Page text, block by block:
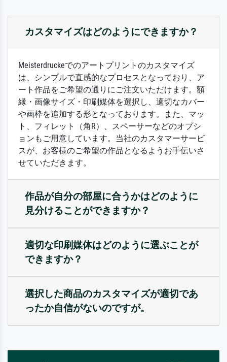
カスタマイズはどのようにできますか？
Meisterdruckeでのアートプリントのカスタマイズ
は、シンプルで直感的なプロセスとなっており、ア
ート作品をご希望の通りにご注文いただけます。額
縁・画像サイズ・印刷媒体を選択し、適切なカバー
や画枠を追加する形となっております。また、マッ
ト、フィレット（角R）、スペーサーなどのオプシ
ョンもご用意しています。当社のカスタマーサービ
スが、お客様のご希望の作品となるようお手伝いさ
せていただきます。
作品が自分の部屋に合うかはどのように
見分けることができますか？
適切な印刷媒体はどのように選ぶことが
できますか？
選択した商品のカスタマイズが適切であ
ったか自信がないのですが。